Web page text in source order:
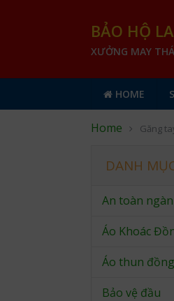
BẢO HỘ
XƯỞNG MAY
HOME
Home Găng
DANH
An toàn
Áo Khoác
Áo thun
Bảo vệ đầu